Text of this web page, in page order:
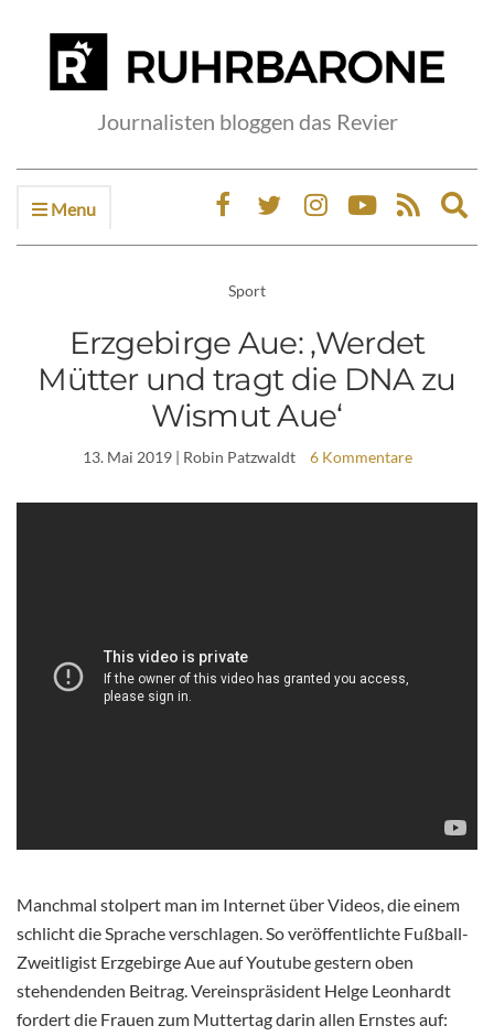
Journalisten bloggen das Revier
Menu
Sport
Erzgebirge Aue: ‚Werdet
Mütter und tragt die DNA zu
Wismut Aue‘
13. Mai 2019| Robin Patzwaldt 6 Kommentare
Manchmal stolpert man im Internet über Videos, die einem
schlicht die Sprache verschlagen. So veröffentlichte Fußball-
Zweitligist Erzgebirge Aue auf Youtube gestern oben
stehendenden Beitrag. Vereinspräsident Helge Leonhardt
fordert die Frauen zum Muttertag darin allen Ernstes auf: